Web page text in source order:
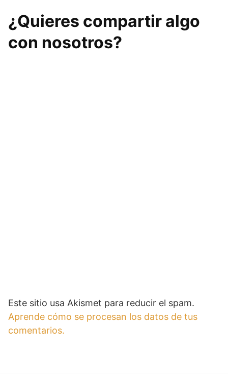
¿Quieres compartir algo
con nosotros?
Este sitio usa Akismet para reducir el spam.
Aprende cómo se procesan los datos de tus
comentarios.